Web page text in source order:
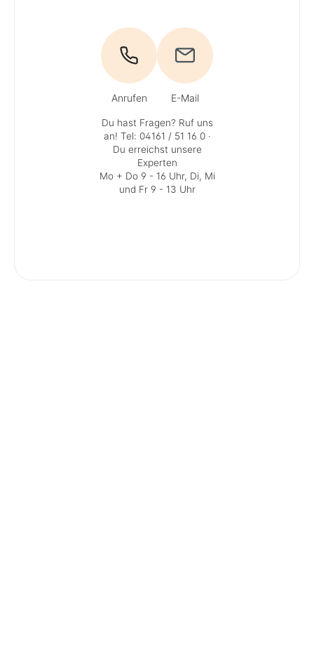
Anrufen E-Mail
Du hast Fragen? Ruf uns
an! Tel: 04161 / 51 16 0·
Du erreichst unsere
Experten
Mo + Do 9 - 16 Uhr, Di, Mi
und Fr 9 - 13 Uhr